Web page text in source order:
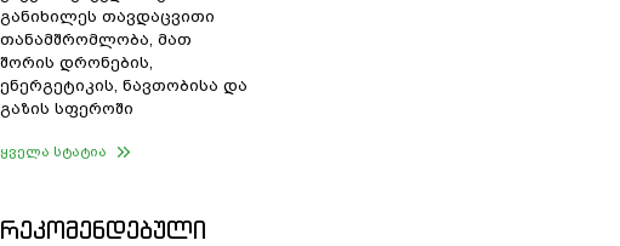
განიხილეს თავდაცვითი
თანამშრომლობა, მათ
შორის დრონების,
ენერგეტიკის, ნავთობისა და
გაზის სფეროში
ყველა სტატია
ᲠᲔᲙᲝᲛᲔᲜᲓᲔᲑᲣᲚᲘ